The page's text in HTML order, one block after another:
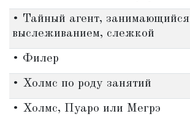
• Тайный агент, занимающийся
выслеживанием, слежкой
• Филер
• Холмс по роду занятий
• Холмс, Пуаро или Мегрэ